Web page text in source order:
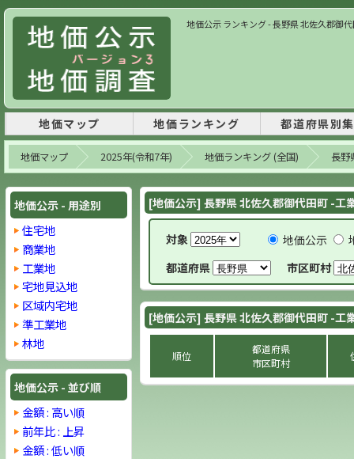
地価公示 ランキング - 長野県 北佐久郡御
地価マップ 地価ランキング 都道府県別
地価マップ 2025年(令和7年) 地価ランキング (全国) 長野
地価公示 - 用途別
住宅地
商業地
工業地
宅地見込地
区域内宅地
準工業地
林地
地価公示 - 並び順
金額 : 高い順
前年比 : 上昇
金額 : 低い順
[地価公示] 長野県 北佐久郡御代田町 -工
対象 地価公示
都道府県
市区町村
[地価公示] 長野県 北佐久郡御代田町 -工
順位
都道府県
市区町村